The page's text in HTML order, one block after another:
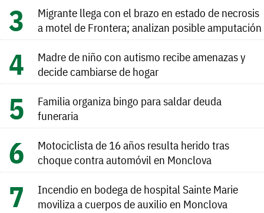
Migrante llega con el brazo en estado de necrosis
a motel de Frontera; analizan posible amputación
Madre de niño con autismo recibe amenazas y
decide cambiarse de hogar
Familia organiza bingo para saldar deuda
funeraria
Motociclista de 16 años resulta herido tras
choque contra automóvil en Monclova
Incendio en bodega de hospital Sainte Marie
moviliza a cuerpos de auxilio en Monclova